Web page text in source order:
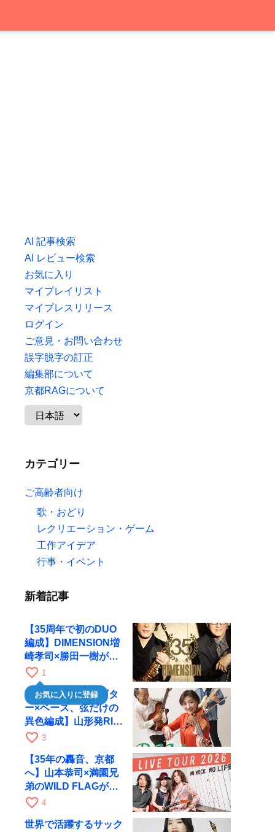
AI 記事検索
AI レビュー検索
お気に入り
マイプレイリスト
マイプレスリリース
ログイン
ご意見・お問い合わせ
誤字脱字の訂正
編集部について
京都RAGについて
カテゴリー
ご高齢者向け
歌・おどり
レクリエーション・ゲーム
工作アイデア
行事・イベント
新着記事
【35周年で初のDUO
編成】DIMENSION増
崎孝司×勝田一樹が10
月11日に京都RAGへ
favorite_border 1
お気に入りに登録
【ヴァイオリン×ギタ
ー×ベース、弦だけの
異色編成】山形発RIM
が初全国ツアーで8月
favorite_border 3
【35年の轟音、京都
へ】山本恭司×満園兄
弟のWILD FLAGが8
月6日にRAGでライブ
favorite_border 4
世界で活躍するサック